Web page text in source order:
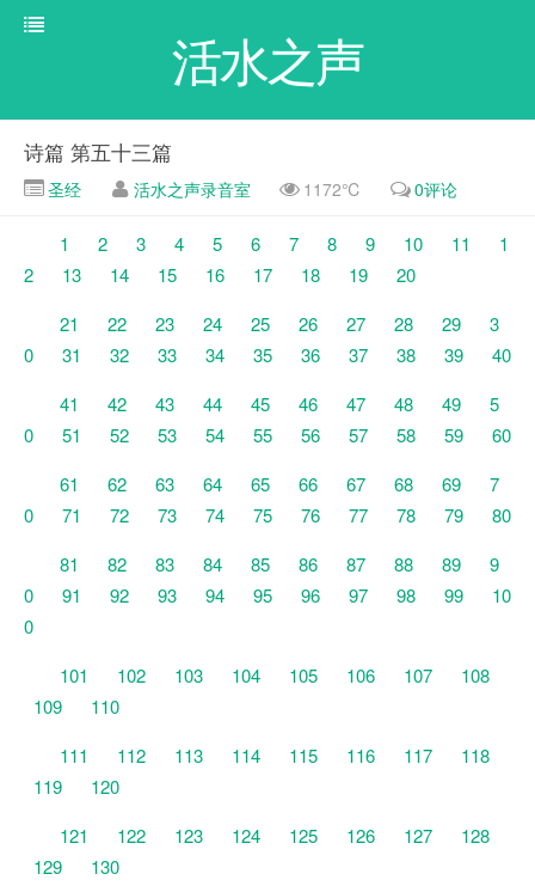
活水之声
诗篇 第五十三篇
圣经 活水之声录音室 1172℃ 0评论
1 2 3 4 5 6 7 8 9 10 11
1
2
13 14 15 16 17 18 19
20
21
22 23 24 25 26 27 28 29
3
0
31 32 33 34 35 36 37 38 39
40
41
42 43 44 45 46 47 48 49
5
0
51 52 53 54 55 56 57 58 59
60
61
62 63 64 65 66 67 68 69
7
0
71 72 73 74 75 76 77 78 79
80
81
82 83 84 85 86 87 88 89
9
0
91 92 93 94 95 96 97 98 99
10
0
101
102 103 104 105 106 107
108
109
110
111
112 113 114 115 116 117
118
119
120
121
122 123 124 125 126 127
128
129
130